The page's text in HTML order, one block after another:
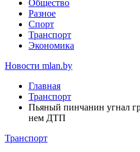
Общество
Разное
Спорт
Транспорт
Экономика
Новости mlan.by
Главная
Транспорт
Пьяный пинчанин угнал
нем ДТП
Транспорт